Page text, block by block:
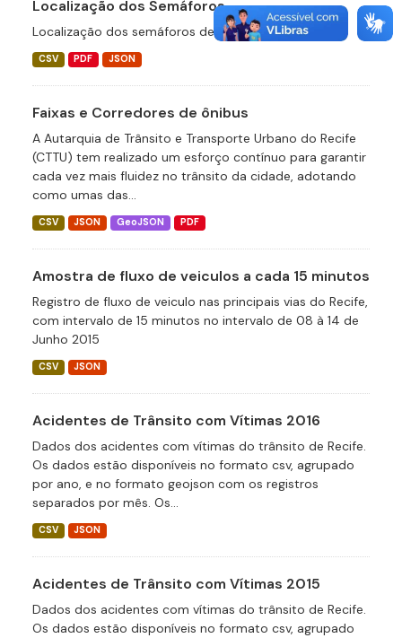
Localização dos Semáforos
Localização dos semáforos de trânsito
CSV PDF JSON
Faixas e Corredores de ônibus
A Autarquia de Trânsito e Transporte Urbano do Recife
(CTTU) tem realizado um esforço contínuo para garantir
cada vez mais fluidez no trânsito da cidade, adotando
como umas das...
CSV JSON GeoJSON PDF
Amostra de fluxo de veiculos a cada 15 minutos
Registro de fluxo de veiculo nas principais vias do Recife,
com intervalo de 15 minutos no intervalo de 08 à 14 de
Junho 2015
CSV JSON
Acidentes de Trânsito com Vítimas 2016
Dados dos acidentes com vítimas do trânsito de Recife.
Os dados estão disponíveis no formato csv, agrupado
por ano, e no formato geojson com os registros
separados por mês. Os...
CSV JSON
Acidentes de Trânsito com Vítimas 2015
Dados dos acidentes com vítimas do trânsito de Recife.
Os dados estão disponíveis no formato csv, agrupado